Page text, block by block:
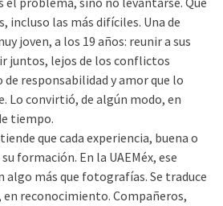
incluso las más difíciles. Una de
joven, a los 19 años: reunir a sus
juntos, lejos de los conflictos
de responsabilidad y amor que lo
Lo convirtió, de algún modo, en
tiempo.
que cada experiencia, buena o
formación. En la UAEMéx, ese
algo más que fotografías. Se traduce
reconocimiento. Compañeros,